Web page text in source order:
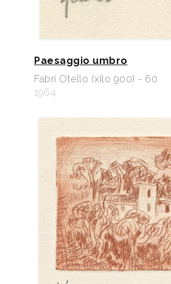
Paesaggio umbro
Fabri Otello (xilo 900) - 60
1964